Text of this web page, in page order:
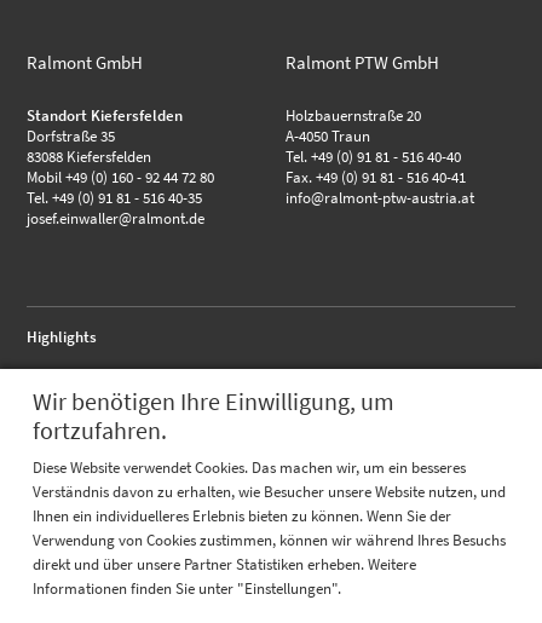
Ralmont GmbH
Standort Kiefersfelden
Dorfstraße 35
83088 Kiefersfelden
Mobil +49 (0) 160 - 92 44 72 80
Tel. +49 (0) 91 81 - 516 40-35
josef.einwaller@ralmont.de
Ralmont PTW GmbH
Holzbauernstraße 20
A-4050 Traun
Tel. +49 (0) 91 81 - 516 40-40
Fax. +49 (0) 91 81 - 516 40-41
info@ralmont-ptw-austria.at
Highlights
RALMO - FBA complete
RALMO - UBS Unterbausystem
Katalog
Referenzen
Prüfungen
Wir benötigen Ihre Einwilligung, um
fortzufahren.
Diese Website verwendet Cookies. Das machen wir, um ein besseres
Verständnis davon zu erhalten, wie Besucher unsere Website nutzen, und
Ihnen ein individuelleres Erlebnis bieten zu können. Wenn Sie der
Verwendung von Cookies zustimmen, können wir während Ihres Besuchs
direkt und über unsere Partner Statistiken erheben. Weitere
Informationen finden Sie unter "Einstellungen".